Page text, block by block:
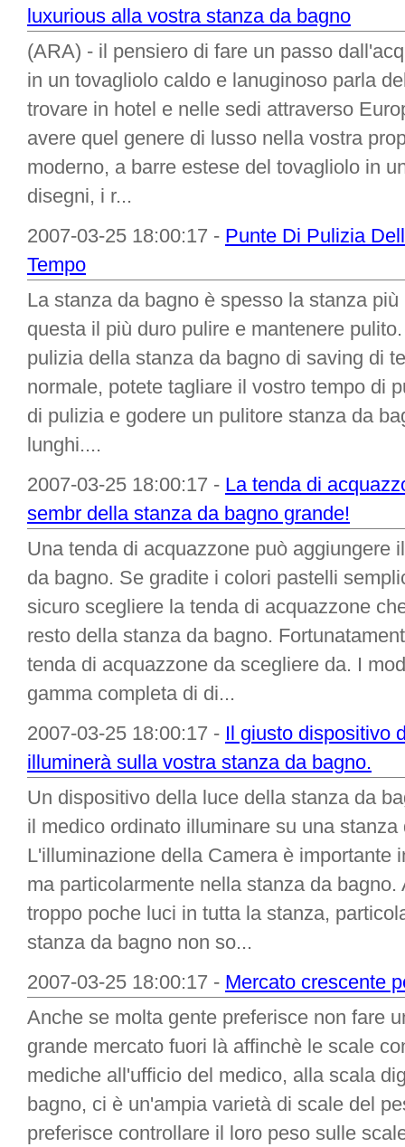
luxurious alla vostra stanza da bagno
(ARA) - il pensiero di fare un passo
in un tovagliolo caldo e lanuginoso parla
trovare in hotel e nelle sedi attraverso
avere quel genere di lusso nella vostra
moderno, a barre estese del tovagliolo in
disegni, i r...
2007-03-25 18:00:17 - Punte Di Pulizia
Tempo
La stanza da bagno è spesso la stanza
questa il più duro pulire e mantenere
pulizia della stanza da bagno di saving di
normale, potete tagliare il vostro tempo di
di pulizia e godere un pulitore stanza da
lunghi....
2007-03-25 18:00:17 - La tenda di
sembr della stanza da bagno grande!
Una tenda di acquazzone può aggiungere
da bagno. Se gradite i colori pastelli
sicuro scegliere la tenda di acquazzone
resto della stanza da bagno.
tenda di acquazzone da scegliere da. I
gamma completa di di...
2007-03-25 18:00:17 - Il giusto dispositivo
illuminerà sulla vostra stanza da bagno.
Un dispositivo della luce della stanza da
il medico ordinato illuminare su una
L'illuminazione della Camera è importante
ma particolarmente nella stanza da
troppo poche luci in tutta la stanza,
stanza da bagno non so...
2007-03-25 18:00:17 - Mercato crescente
Anche se molta gente preferisce non fare
grande mercato fuori là affinchè le scale
mediche all'ufficio del medico, alla scala
bagno, ci è un'ampia varietà di scale del
preferisce controllare il loro peso sulle